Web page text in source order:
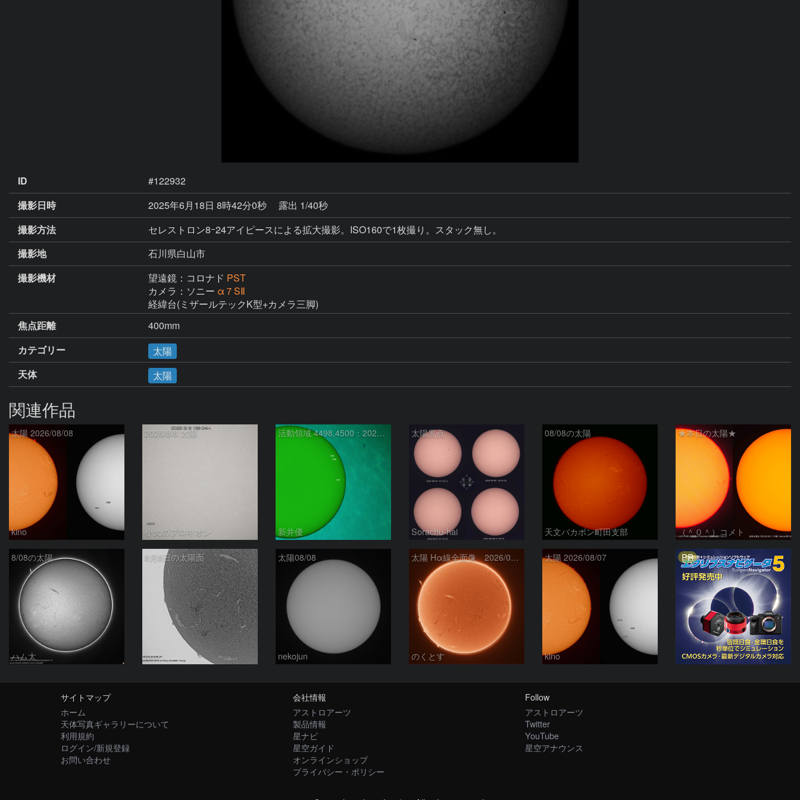
ID
#122932
撮影日時
2025年6月18日 8時42分0秒
露出 1/40秒
撮影方法
セレストロン8ｰ24アイピースによる拡大撮影。ISO160で1枚撮り。スタック無し。
撮影地
石川県白山市
撮影機材
望遠鏡：コロナド PST
カメラ：ソニー α７SⅡ
経緯台(ミザールテックK型+カメラ三脚)
焦点距離
400mm
カテゴリー
太陽
天体
太陽
関連作品
太陽 2026/08/08
kino
2026/8/8 太陽
小犬のプロキオン
活動領域 4498,4500：2026/08/08
新井優
太陽黒点
Sorachu-hai
08/08の太陽
天文バカボン町田支部
★本日の太陽★
（＾０＾）コメト
8/08の太陽
ハム太
8月8日の太陽面
ta-o
太陽08/08
nekojun
太陽 Hα線全面像 2026/08/08
のくとす
太陽 2026/08/07
kino
PR
サイトマップ
ホーム
天体写真ギャラリーについて
利用規約
ログイン/新規登録
お問い合わせ
会社情報
アストロアーツ
製品情報
星ナビ
星空ガイド
オンラインショップ
プライバシー・ポリシー
Follow
アストロアーツ
Twitter
YouTube
星空アナウンス